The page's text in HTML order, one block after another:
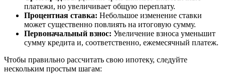
платежи, но увеличивает общую переплату.
Процентная ставка: Небольшое изменение ставки
может существенно повлиять на итоговую сумму.
Первоначальный взнос: Увеличение взноса уменьшит
сумму кредита и, соответственно, ежемесячный платеж.
Чтобы правильно рассчитать свою ипотеку, следуйте
нескольким простым шагам: